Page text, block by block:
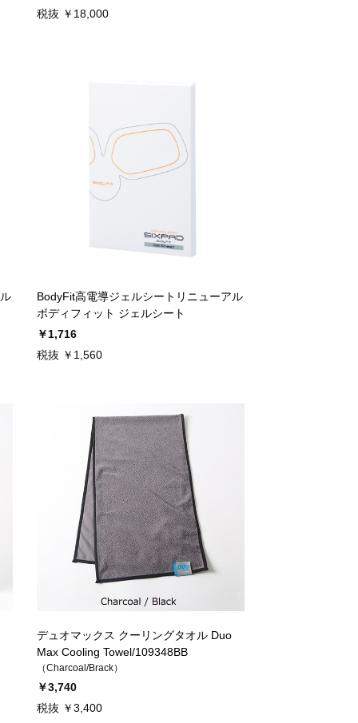
税抜 ￥18,000
BodyFit高電導ジェルシートリニューアル
ボディフィット ジェルシート
￥1,716
税抜 ￥1,560
デュオマックス クーリングタオル Duo
Max Cooling Towel/109348BB
（Charcoal/Brack）
￥3,740
税抜 ￥3,400